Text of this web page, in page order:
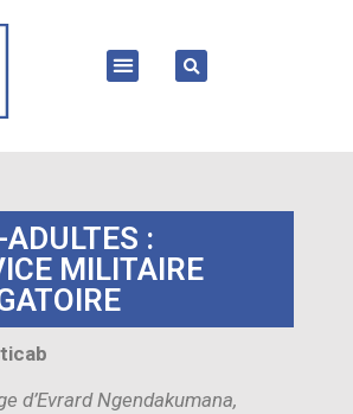
:
MILITAIRE
d’Evrard Ngendakumana,